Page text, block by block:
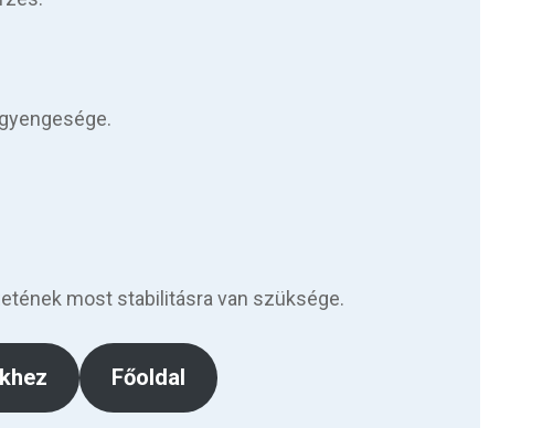
most stabilitásra van szüksége.
Főoldal